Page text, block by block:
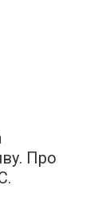
Про